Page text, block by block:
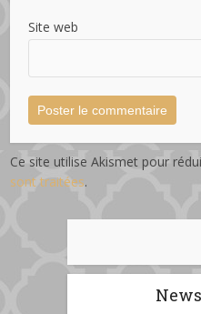
Site web
Ce site utilise Akismet pour
sont traitées.